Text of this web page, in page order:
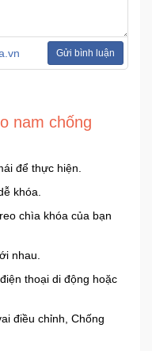
Gửi bình luận
nam chống
để thực hiện.
khóa.
chìa khóa của bạn
nhau.
thoại di động hoặc
điều chỉnh, Chống